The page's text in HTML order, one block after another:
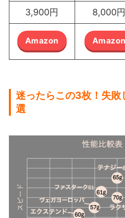
3,900円 8,000円
Amazon Amazon
迷ったらこの3枚！失敗
選